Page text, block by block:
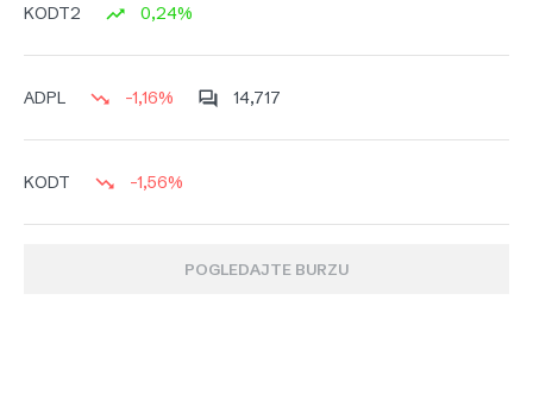
KODT2 0,24%
ADPL -1,16% 14,717
KODT -1,56%
POGLEDAJTE BURZU